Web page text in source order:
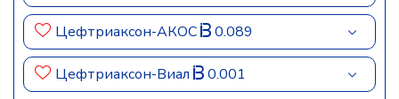
Цефтриаксон-АКОС 0.089
Цефтриаксон-Виал 0.001